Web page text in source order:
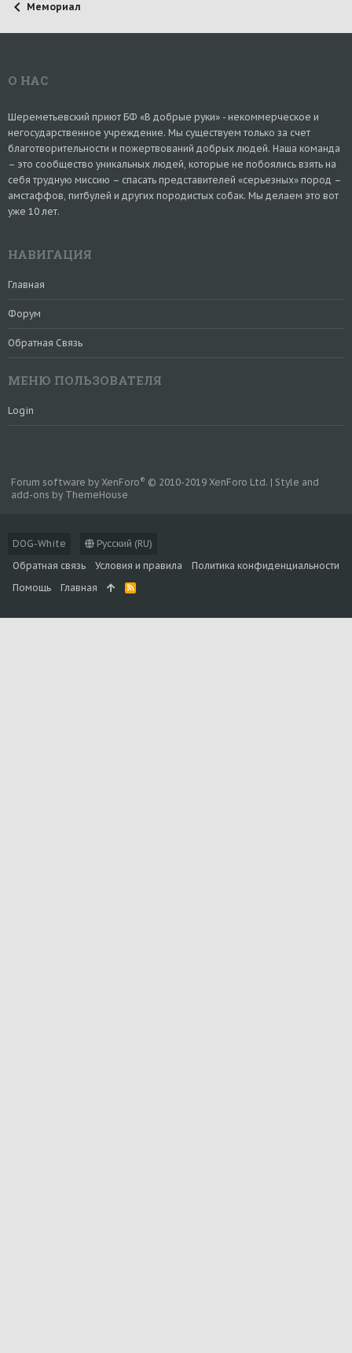
Мемориал
О НАС
Шереметьевский приют БФ «В добрые руки» - некоммерческое и
негосударственное учреждение. Мы существуем только за счет
благотворительности и пожертвований добрых людей. Наша команда
– это сообщество уникальных людей, которые не побоялись взять на
себя трудную миссию – спасать представителей «серьезных» пород –
амстаффов, питбулей и других породистых собак. Мы делаем это вот
уже 10 лет.
НАВИГАЦИЯ
Главная
Форум
Обратная Связь
МЕНЮ ПОЛЬЗОВАТЕЛЯ
Login
DOG-White
Русский (RU)
Обратная связь
Условия и правила
Политика конфиденциальности
Помощь
Главная
R
S
Forum software by XenForo® © 2010-2019 XenForo Ltd. | Style and
add-ons by ThemeHouse